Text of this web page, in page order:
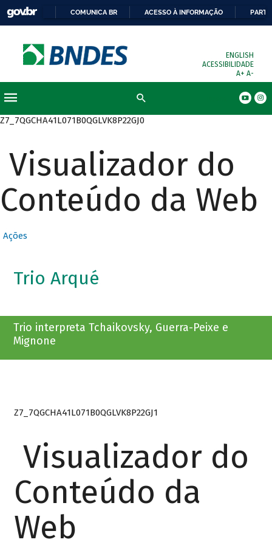
COMUNICA BR ACESSO À INFORMAÇÃO
ENGLISH
ACESSIBILIDADE
A+ A-
Z7_7QGCHA41L071B0QGLVK8P22GJ0
Visualizador do
Conteúdo da Web
Ações
Trio Arqué
Trio interpreta Tchaikovsky, Guerra-Peixe e
Mignone
Z7_7QGCHA41L071B0QGLVK8P22GJ1
Visualizador do
Conteúdo da
Web